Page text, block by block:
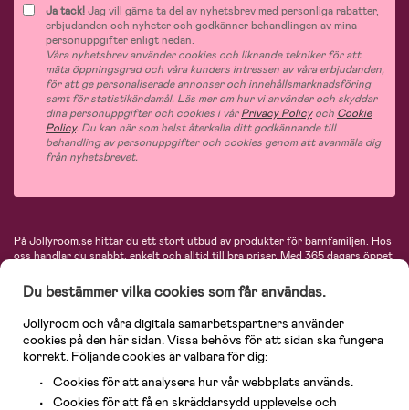
Ja tack!Jag vill gärna ta del av nyhetsbrev med personliga rabatter,
erbjudanden och nyheter och godkänner behandlingen av mina
personuppgifter enligt nedan.
Våra nyhetsbrev använder cookies och liknande tekniker för att
mäta öppningsgrad och våra kunders intressen av våra erbjudanden,
för att ge personaliserade annonser och innehållsmarknadsföring
samt för statistikändamål. Läs mer om hur vi använder och skyddar
dina personuppgifter och cookies i vårPrivacy Policyoch Cookie
Policy. Du kan när som helst återkalla ditt godkännande till
behandling av personuppgifter och cookies genom att avanmäla dig
från nyhetsbrevet.
På Jollyroom.se hittar du ett stort utbud av produkter för barnfamiljen. Hos
oss handlar du snabbt, enkelt och alltid till bra priser. Med 365 dagars öppet
hos oss. I vårt sortiment hittar du barnvagnar, bilstolar, kläder för barn och
baby, produkter för mamman, massor av inspirerande inredning, leksaker,
varumärken så som Britax, Maxi-Cosi, Baby Jogger, BabyBjörn, Didriksons,
KidKraft, Ergobaby, Philips Avent, Neonate, Cybex, LEGO och många fler.
Välkommen in och kika runt i Nordens största barn- och babybutik på nätet!
Du bestämmer vilka cookies som får användas.
Jollyroom och våra digitala samarbetspartners använder
cookies på den här sidan. Vissa behövs för att sidan ska fungera
korrekt. Följande cookies är valbara för dig:
Cookies för att analysera hur vår webbplats används.
Cookies för att få en skräddarsydd upplevelse och